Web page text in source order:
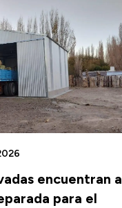
encuentran a
para el